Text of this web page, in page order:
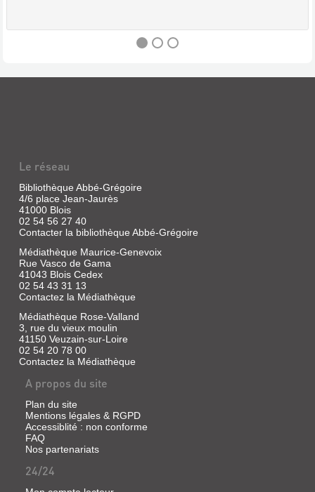
Villette,
Max
et
Irmgard
de
la
préfecture
J.P.
1809
VERBAL
DES
SÉANCES
DU
CONSEIL
GÉNÉRAL
DU
Le réseau
Bibliothèque Abbé-Grégoire
4/6 place Jean-Jaurès
41000 Blois
02 54 56 27 40
Contacter la bibliothèque Abbé-Grégoire
Médiathèque Maurice-Genevoix
Rue Vasco de Gama
41043 Blois Cedex
02 54 43 31 13
Contactez la Médiathèque
Médiathèque Rose-Valland
3, rue du vieux moulin
41150 Veuzain-sur-Loire
02 54 20 78 00
Contactez la Médiathèque
A propos du site
Plan du site
Mentions légales & RGPD
Accessiblité : non conforme
FAQ
Nos partenariats
24/24